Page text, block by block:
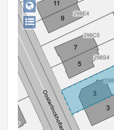
Downloads
Hergebruik
Aanmelden